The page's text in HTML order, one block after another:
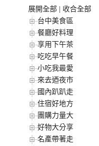
展開全部
收合全部
台中美食區
餐廳好料理
享用下午茶
吃吃早午餐
小吃我最愛
來去迺夜市
國內趴趴走
住宿好地方
團購力量大
好物大分享
名產帶著走